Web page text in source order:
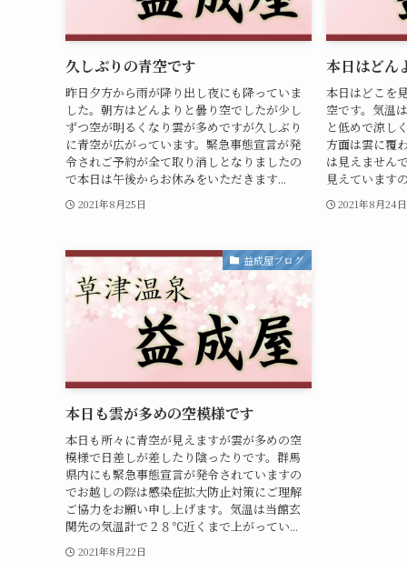
久しぶりの青空です
昨日夕方から雨が降り出し夜にも降っていま
した。朝方はどんよりと曇り空でしたが少し
ずつ空が明るくなり雲が多めですが久しぶり
に青空が広がっています。緊急事態宣言が発
令されご予約が全て取り消しとなりましたの
で本日は午後からお休みをいただきます...
2021年8月25日
本日はどん
本日はどこを
空です。気温
と低めで涼し
方面は雲に覆
は見えません
見えています
2021年8月24日
益成屋ブログ
本日も雲が多めの空模様です
本日も所々に青空が見えますが雲が多めの空
模様で日差しが差したり陰ったりです。群馬
県内にも緊急事態宣言が発令されていますの
でお越しの際は感染症拡大防止対策にご理解
ご協力をお願い申し上げます。気温は当館玄
関先の気温計で２８℃近くまで上がってい...
2021年8月22日